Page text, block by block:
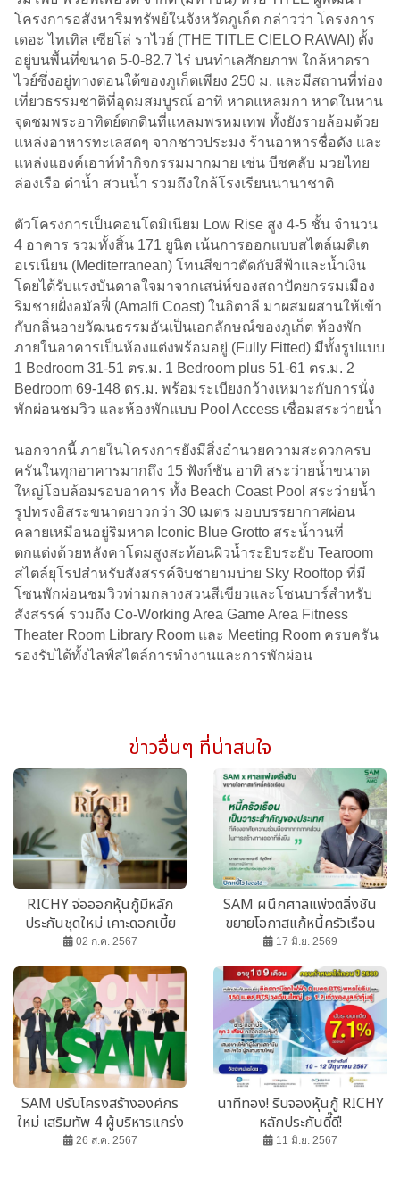
โครงการอสังหาริมทรัพย์ในจังหวัดภูเก็ต กล่าวว่า โครงการ
เดอะ ไทเทิล เซียโล่ ราไวย์ (THE TITLE CIELO RAWAI) ตั้ง
อยู่บนพื้นที่ขนาด 5-0-82.7 ไร่ บนทำเลศักยภาพ ใกล้หาดรา
ไวย์ซึ่งอยู่ทางตอนใต้ของภูเก็ตเพียง 250 ม. และมีสถานที่ท่อง
เที่ยวธรรมชาติที่อุดมสมบูรณ์ อาทิ หาดแหลมกา หาดในหาน
จุดชมพระอาทิตย์ตกดินที่แหลมพรหมเทพ ทั้งยังรายล้อมด้วย
แหล่งอาหารทะเลสดๆ จากชาวประมง ร้านอาหารชื่อดัง และ
แหล่งแฮงค์เอาท์ทำกิจกรรมมากมาย เช่น บีชคลับ มวยไทย
ล่องเรือ ดำน้ำ สวนน้ำ รวมถึงใกล้โรงเรียนนานาชาติ
ตัวโครงการเป็นคอนโดมิเนียม Low Rise สูง 4-5 ชั้น จำนวน
4 อาคาร รวมทั้งสิ้น 171 ยูนิต เน้นการออกแบบสไตล์เมดิเต
อเรเนียน (Mediterranean) โทนสีขาวตัดกับสีฟ้าและน้ำเงิน
โดยได้รับแรงบันดาลใจมาจากเสน่ห์ของสถาปัตยกรรมเมือง
ริมชายฝั่งอมัลฟี่ (Amalfi Coast) ในอิตาลี มาผสมผสานให้เข้า
กับกลิ่นอายวัฒนธรรมอันเป็นเอกลักษณ์ของภูเก็ต ห้องพัก
ภายในอาคารเป็นห้องแต่งพร้อมอยู่ (Fully Fitted) มีทั้งรูปแบบ
1 Bedroom 31-51 ตร.ม. 1 Bedroom plus 51-61 ตร.ม. 2
Bedroom 69-148 ตร.ม. พร้อมระเบียงกว้างเหมาะกับการนั่ง
พักผ่อนชมวิว และห้องพักแบบ Pool Access เชื่อมสระว่ายน้ำ
นอกจากนี้ ภายในโครงการยังมีสิ่งอำนวยความสะดวกครบ
ครันในทุกอาคารมากถึง 15 ฟังก์ชัน อาทิ สระว่ายน้ำขนาด
ใหญ่โอบล้อมรอบอาคาร ทั้ง Beach Coast Pool สระว่ายน้ำ
รูปทรงอิสระขนาดยาวกว่า 30 เมตร มอบบรรยากาศผ่อน
คลายเหมือนอยู่ริมหาด Iconic Blue Grotto สระน้ำวนที่
ตกแต่งด้วยหลังคาโดมสูงสะท้อนผิวน้ำระยิบระยับ Tearoom
สไตล์ยุโรปสำหรับสังสรรค์จิบชายามบ่าย Sky Rooftop ที่มี
โซนพักผ่อนชมวิวท่ามกลางสวนสีเขียวและโซนบาร์สำหรับ
สังสรรค์ รวมถึง Co-Working Area Game Area Fitness
Theater Room Library Room และ Meeting Room ครบครัน
รองรับได้ทั้งไลฟ์สไตล์การทำงานและการพักผ่อน
ข่าวอื่นๆ ที่น่าสนใจ
RICHY จ่อออกหุ้นกู้มีหลัก
ประกันชุดใหม่ เคาะดอกเบี้ย
7.2% ขายกองทุน-รายใหญ่ 5 -
7 ส.ค.นี้
02 ก.ค. 2567
SAM ผนึกศาลแพ่งตลิ่งชัน
ขยายโอกาสแก้หนี้ครัวเรือน
เปิดพื้นที่ศาล 20-21 มิ.ย. 69
17 มิ.ย. 2569
SAM ปรับโครงสร้างองค์กร
ใหม่ เสริมทัพ 4 ผู้บริหารแกร่ง
26 ส.ค. 2567
นาทีทอง! รีบจองหุ้นกู้ RICHY
หลักประกันดี๊ดี!
11 มิ.ย. 2567